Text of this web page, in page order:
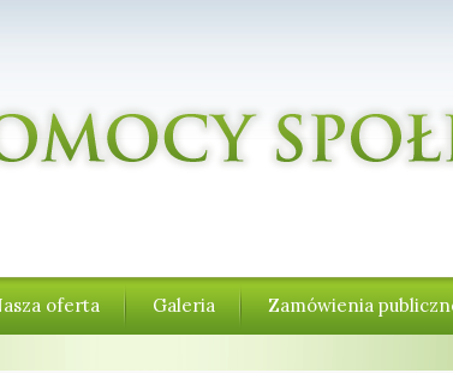
oferta Galeria Zamówienia